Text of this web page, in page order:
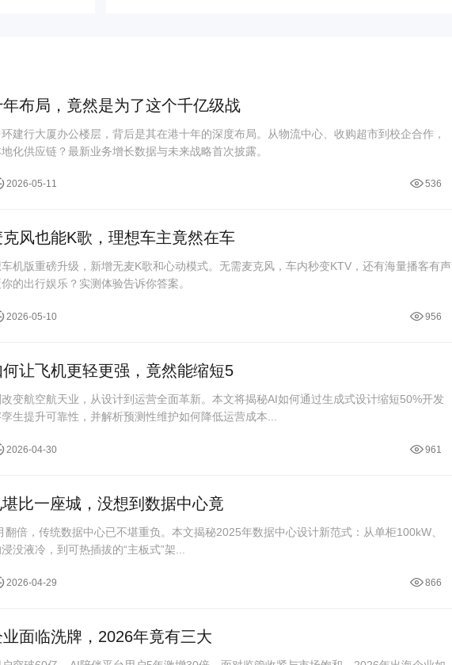
布局，竟然是为了这个千亿级战
建行大厦办公楼层，背后是其在港十年的深度布局。从物流中心、收购超市到校企合作，
化供应链？最新业务增长数据与未来战略首次披露。
2026-05-11 536
风也能K歌，理想车主竟然在车
机版重磅升级，新增无麦K歌和心动模式。无需麦克风，车内秒变KTV，还有海量播客有声
的出行娱乐？实测体验告诉你答案。
2026-05-10 956
何让飞机更轻更强，竟然能缩短5
变航空航天业，从设计到运营全面革新。本文将揭秘AI如何通过生成式设计缩短50%开发
生提升可靠性，并解析预测性维护如何降低运营成本...
2026-04-30 961
比一座城，没想到数据中心竟
翻倍，传统数据中心已不堪重负。本文揭秘2025年数据中心设计新范式：从单柜100kW、
没液冷，到可热插拔的“主板式”架...
2026-04-29 866
面临洗牌，2026年竟有三大